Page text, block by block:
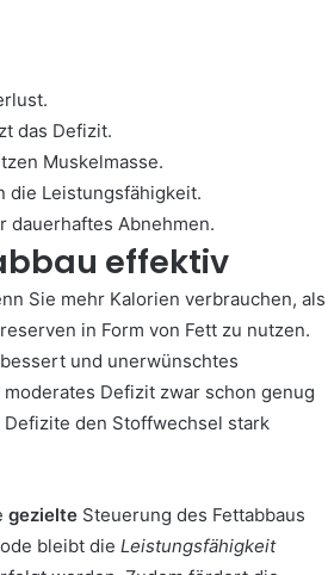
das Defizit.
Muskelmasse.
die Leistungsfähigkeit.
dauerhaftes Abnehmen.
effektiv
Sie mehr Kalorien verbrauchen, als
in Form von Fett zu nutzen.
und unerwünschtes
Defizit zwar schon genug
den Stoffwechsel stark
gezielte Steuerung des Fettabbaus
bleibt die Leistungsfähigkeit